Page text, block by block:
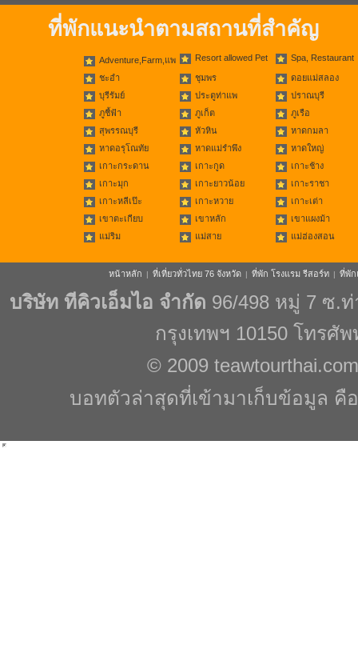
ที่พักแนะนำตามสถานที่สำคัญ
Adventure,Farm,แพ Resort allowed Pet Spa, Restaurant
ชะอำ ชุมพร
ดอยแม่สลอง
บุรีรัมย์
ประตูท่าแพ
ปราณบุรี
ภูชี้ฟ้า
ภูเก็ต
ภูเรือ
สุพรรณบุรี
หัวหิน
หาดกมลา
หาดอรุโณทัย
หาดแม่รำพึง
หาดใหญ่
เกาะกระดาน
เกาะกูด
เกาะช้าง
เกาะมุก
เกาะยาวน้อย
เกาะราชา
เกาะหลีเป๊ะ
เกาะหวาย
เกาะเต่า
เขาตะเกียบ
เขาหลัก
เขาแผงม้า
แม่ริม
แม่สาย แม่ฮ่องสอน
หน้าหลัก | ที่เที่ยวทั่วไทย 76 จังหวัด | ที่พัก โรงแรม รีสอร์ท | ที่พัก
บริษัท ทีคิวเอ็มไอ จำกัด 96/498 หมู่ 7 ซ.
กรุงเทพฯ 10150 โทรศั
© 2009 teawtourthai.com
บอทตัวล่าสุดที่เข้ามาเก็บข้อมูล คือ